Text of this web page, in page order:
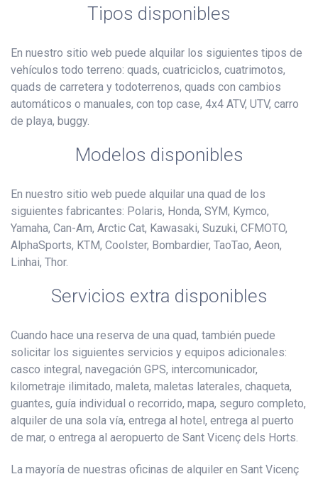
Tipos disponibles
En nuestro sitio web puede alquilar los siguientes tipos de
vehículos todo terreno: quads, cuatriciclos, cuatrimotos,
quads de carretera y todoterrenos, quads con cambios
automáticos o manuales, con top case, 4x4 ATV, UTV, carro
de playa, buggy.
Modelos disponibles
En nuestro sitio web puede alquilar una quad de los
siguientes fabricantes: Polaris, Honda, SYM, Kymco,
Yamaha, Can-Am, Arctic Cat, Kawasaki, Suzuki, CFMOTO,
AlphaSports, KTM, Coolster, Bombardier, TaoTao, Aeon,
Linhai, Thor.
Servicios extra disponibles
Cuando hace una reserva de una quad, también puede
solicitar los siguientes servicios y equipos adicionales:
casco integral, navegación GPS, intercomunicador,
kilometraje ilimitado, maleta, maletas laterales, chaqueta,
guantes, guía individual o recorrido, mapa, seguro completo,
alquiler de una sola vía, entrega al hotel, entrega al puerto
de mar, o entrega al aeropuerto de Sant Vicenç dels Horts.
La mayoría de nuestras oficinas de alquiler en Sant Vicenç